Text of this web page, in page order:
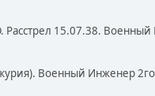
15.07.38. Военный
Военный Инженер